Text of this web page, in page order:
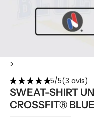
>
star_ratestar_ratestar_ratestar_ratestar_rate5/5(3 avis)
SWEAT-SHIRT
CROSSFIT®